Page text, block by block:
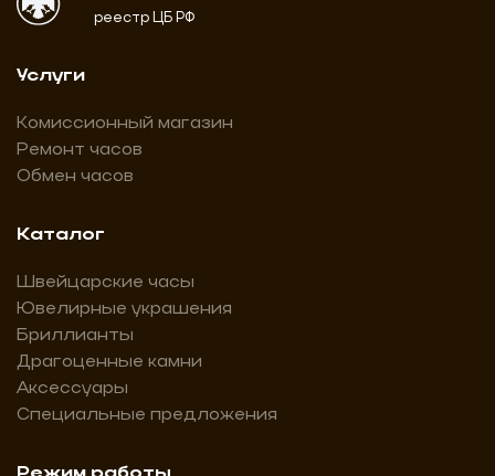
реестр ЦБ РФ
Услуги
Комиссионный магазин
Ремонт часов
Обмен часов
Каталог
Швейцарские часы
Ювелирные украшения
Бриллианты
Драгоценные камни
Аксессуары
Специальные предложения